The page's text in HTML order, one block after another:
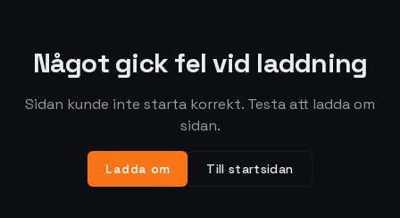
Något gick fel vid laddning
Sidan kunde inte starta korrekt. Testa att ladda om
sidan.
Ladda om Till startsidan